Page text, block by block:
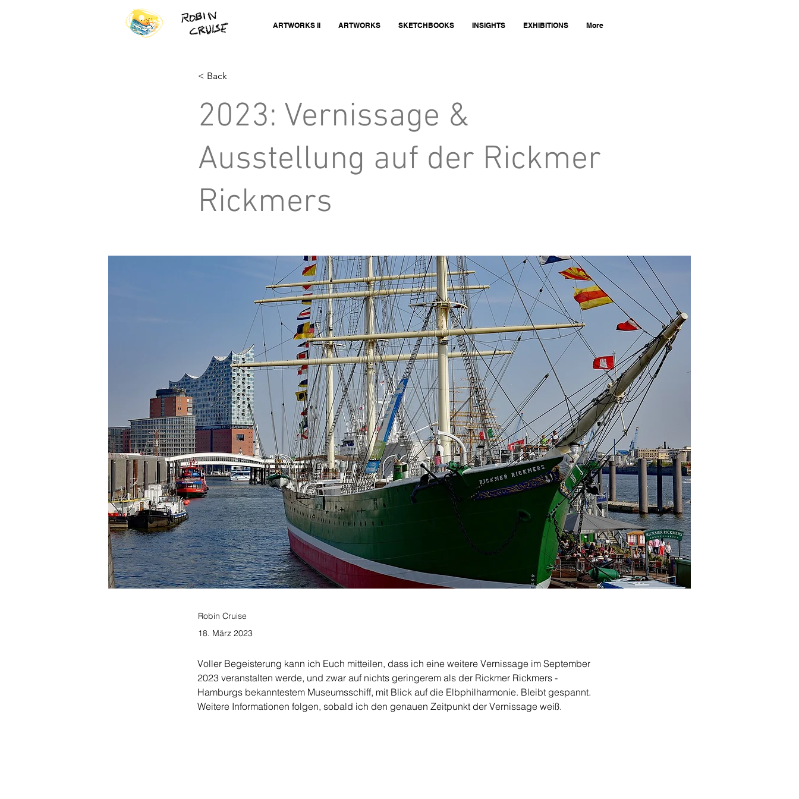
ARTWORKS II ARTWORKS SKETCHBOOKS INSIGHTS EXHIBITIONS More
< Back
2023: Vernissage &
Ausstellung auf der Rickmer
Rickmers
Robin Cruise
18. März 2023
Voller Begeisterung kann ich Euch mitteilen, dass ich eine weitere Vernissage im September
2023 veranstalten werde, und zwar auf nichts geringerem als der Rickmer Rickmers -
Hamburgs bekanntestem Museumsschiff, mit Blick auf die Elbphilharmonie. Bleibt gespannt.
Weitere Informationen folgen, sobald ich den genauen Zeitpunkt der Vernissage weiß.